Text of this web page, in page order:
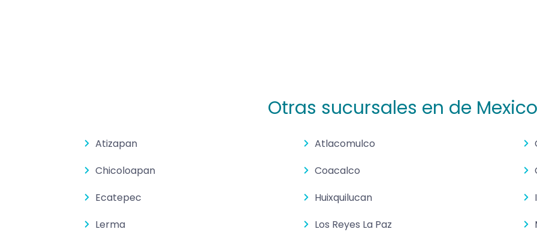
Otras sucursales en de Mexico
Atizapan Atlacomulco
Chicoloapan
Coacalco
Ecatepec
Huixquilucan
Lerma
Los Reyes La Paz